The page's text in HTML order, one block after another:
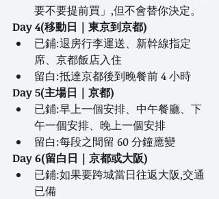
要不要提前買」,但不會替你決定。
Day 4(移動日｜東京到京都)
已鋪:退房行李運送、新幹線指定
席、京都飯店入住
留白:抵達京都後到晚餐前 4 小時
Day 5(主場日｜京都)
已鋪:早上一個安排、中午餐廳、下
午一個安排、晚上一個安排
留白:每段之間留 60 分鐘應變
Day 6(留白日｜京都或大阪)
已鋪:如果要跨城當日往返大阪,交通
已備